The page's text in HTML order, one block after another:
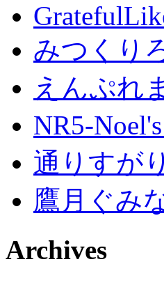
みつくり
えんぷれ
NR5-
通りすが
鷹月ぐみ
Archives